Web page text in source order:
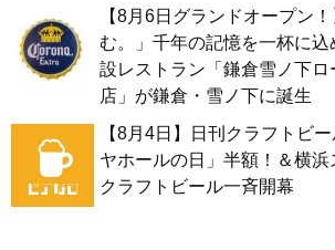
【8月6日グランドオープン
む。」千年の記憶を一杯に
設レストラン「鎌倉雪ノ下
店」が鎌倉・雪ノ下に誕生
【8月4日】日刊クラフトビ
ヤホールの日」半額！＆横
クラフトビール一斉開幕